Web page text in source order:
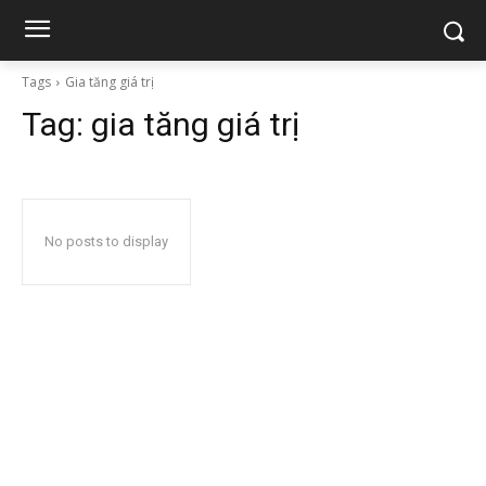
Tags Gia tăng giá trị
Tag: gia tăng giá trị
No posts to display